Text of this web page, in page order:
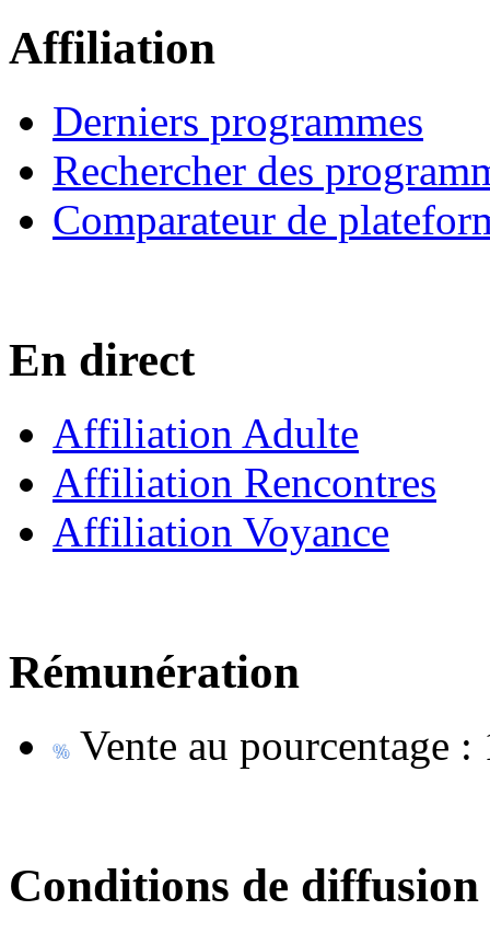
Affiliation
Derniers programmes
Rechercher des
Comparateur de
En direct
Affiliation Adulte
Affiliation Rencontres
Affiliation Voyance
Rémunération
Vente au pourcentage :
Conditions de diffusion